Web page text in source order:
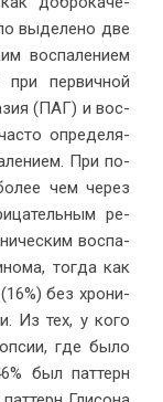
вы­де­ле­но две
вос­па­ле­ни­ем
пер­вич­ной
(ПАГ) и вос­
опре­де­ля­
При по­
чем через
ре­
вос­па­
то­гда как
без хро­ни­
Из тех, у ко­го
где бы­ло
был пат­терн